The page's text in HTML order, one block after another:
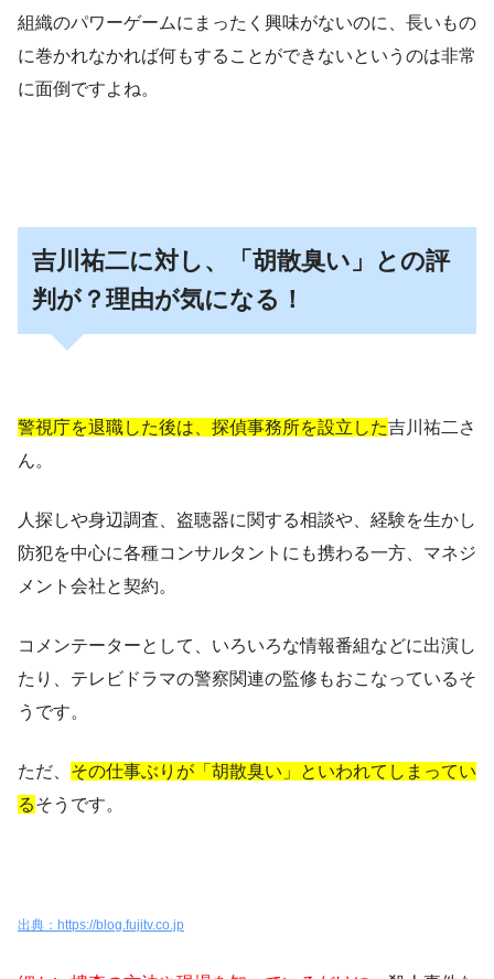
組織のパワーゲームにまったく興味がないのに、長いもの
に巻かれなかれば何もすることができないというのは非常
に面倒ですよね。
吉川祐二に対し、「胡散臭い」との評
判が？理由が気になる！
警視庁を退職した後は、探偵事務所を設立した吉川祐二さ
ん。
人探しや身辺調査、盗聴器に関する相談や、経験を生かし
防犯を中心に各種コンサルタントにも携わる一方、マネジ
メント会社と契約。
コメンテーターとして、いろいろな情報番組などに出演し
たり、テレビドラマの警察関連の監修もおこなっているそ
うです。
ただ、 その仕事ぶりが「胡散臭い」といわれてしまってい
るそうです。
出典：https://blog.fujitv.co.jp